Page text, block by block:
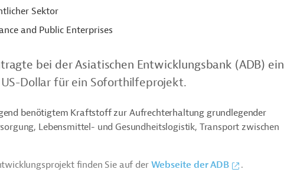
Sektor
and Public Enterprises
bei der Asiatischen Entwicklungsbank (ADB) ein
Dollar für ein Soforthilfeprojekt.
benötigtem Kraftstoff zur Aufrechterhaltung grundlegender
Lebensmittel- und Gesundheitslogistik, Transport zwischen
finden Sie auf derWebseite der ADB
.